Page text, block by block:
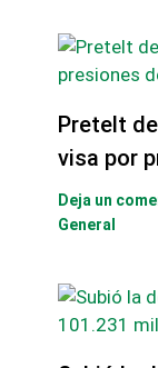
Pretelt
visa por
Deja un
General